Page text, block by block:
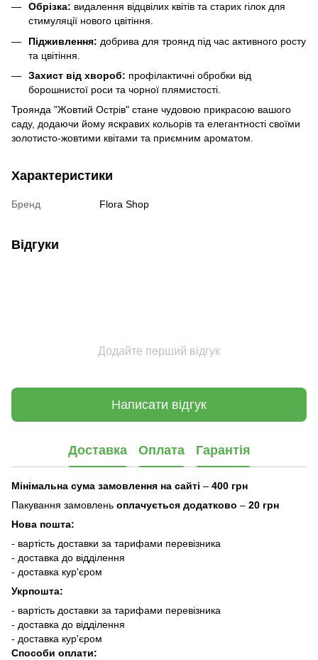
Обрізка: видалення відцвілих квітів та старих гілок для
стимуляції нового цвітіння.
Підживлення: добрива для троянд під час активного росту
та цвітіння.
Захист від хвороб: профілактичні обробки від
борошнистої роси та чорної плямистості.
Троянда "Жовтий Острів" стане чудовою прикрасою вашого
саду, додаючи йому яскравих кольорів та елегантності своїми
золотисто-жовтими квітами та приємним ароматом.
Характеристики
Бренд Flora Shop
Відгуки
Додайте перший відгук
Написати відгук
Доставка Оплата Гарантія
Мінімальна сума замовлення на сайті – 400 грн
Пакування замовлень оплачується додатково – 20 грн
Нова пошта:
- вартість доставки за тарифами перевізника
- доставка до відділення
- доставка кур'єром
Укрпошта:
- вартість доставки за тарифами перевізника
- доставка до відділення
- доставка кур'єром
Способи оплати: